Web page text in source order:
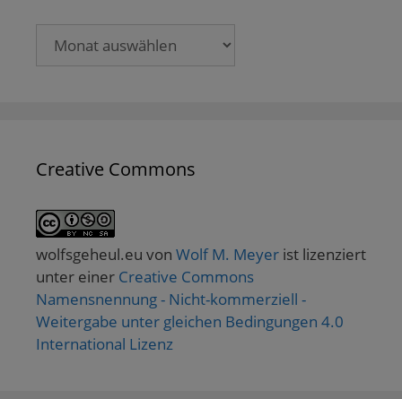
Creative Commons
wolfsgeheul.eu von Wolf M. Meyer ist lizenziert
unter einer Creative Commons
Namensnennung - Nicht-kommerziell -
Weitergabe unter gleichen Bedingungen 4.0
International Lizenz